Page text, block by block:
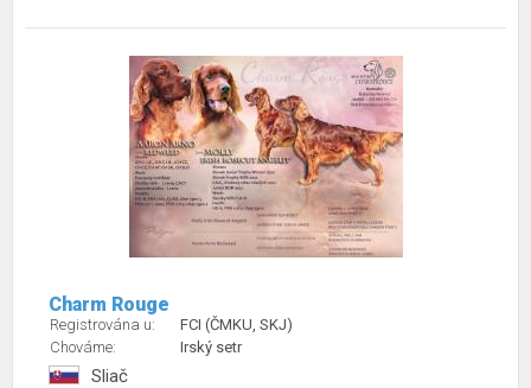
Charm Rouge
Registrována u:
FCI (ČMKU, SKJ)
Chováme:
Irský setr
Sliač